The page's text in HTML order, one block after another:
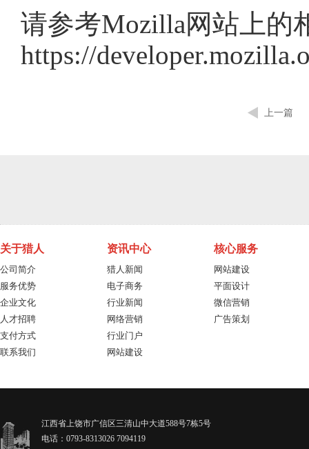
请参考Mozilla网站上的
https://
上一篇
关于猎人
公司简介
服务优势
企业文化
人才招聘
支付方式
联系我们
资讯中心
猎人新闻
电子商务
行业新闻
网络营销
行业门户
网站建设
核心服务
网站建设
平面设计
微信营销
广告策划
江西省上饶市广信区三清山中大道588号7栋5号
电话：0793-8313026 7094119